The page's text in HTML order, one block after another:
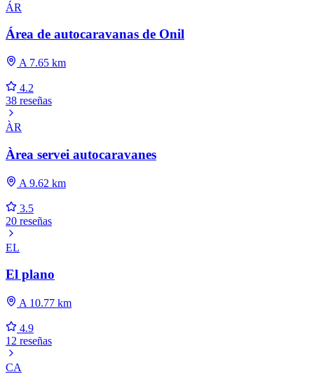
ÁR
Área de autocaravanas de Onil
A 7.65 km
4.2
38 reseñas
ÀR
Àrea servei autocaravanes
A 9.62 km
3.5
20 reseñas
EL
El plano
A 10.77 km
4.9
12 reseñas
CA